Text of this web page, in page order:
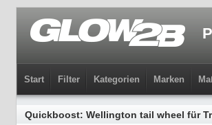
Start Filter Kategorien Marken
Quickboost: Wellington tail wheel für